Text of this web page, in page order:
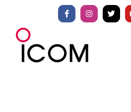
springen
FacebookInstagram
X